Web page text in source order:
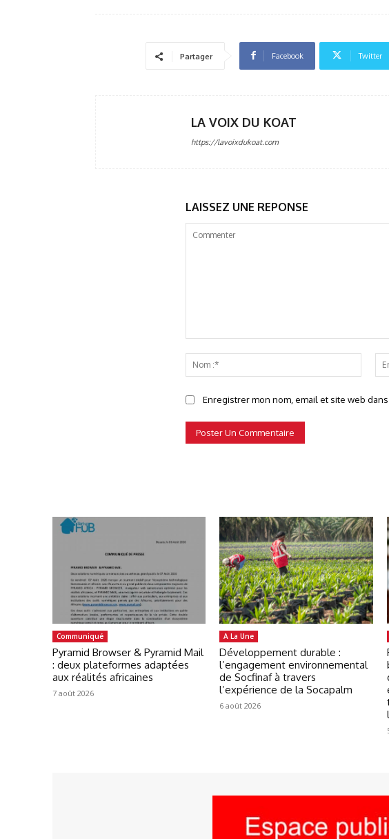
Partager Facebook Twitter
LA VOIX DU KOAT
https://lavoixdukoat.com
LAISSEZ UNE REPONSE
:*
Enregistrer mon nom, email et site web
Communiqué
Pyramid Browser & Pyramid Mail
: deux plateformes adaptées
aux réalités africaines
7 août 2026
A La Une
Développement durable :
l’engagement environnemental
de Socfinaf à travers
l’expérience de la Socapalm
6 août 2026